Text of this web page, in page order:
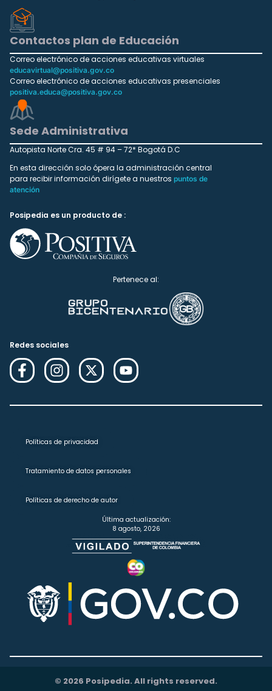
Contactos plan de Educación
Correo electrónico de acciones educativas virtuales
educavirtual@positiva.gov.co
Correo electrónico de acciones educativas presenciales
positiva.educa@positiva.gov.co
Sede Administrativa
Autopista Norte Cra. 45 # 94 – 72* Bogotá D.C
En esta dirección solo ópera la administración central
para recibir información dirígete a nuestros puntos de
atención
Posipedia es un producto de :
Pertenece al:
Redes sociales
Políticas de privacidad
Tratamiento de datos personales
Políticas de derecho de autor
Última actualización:
8 agosto, 2026
© 2026 Posipedia. All rights reserved.